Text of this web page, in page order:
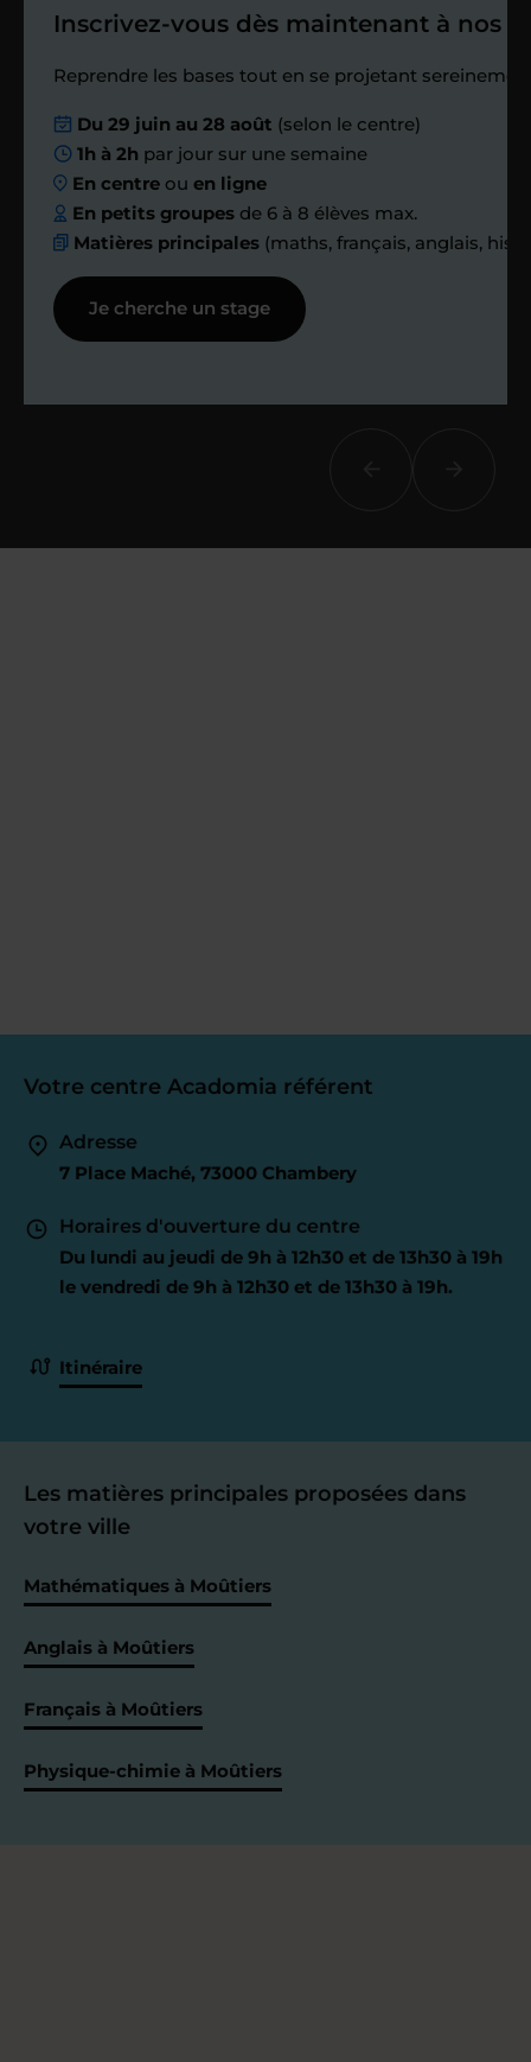
Étape 4
Nous planifions
ensemble des
échanges réguliers
Afin de suivre le travail et les progrès
réalisés, votre enseignant et moi-
même vous proposons des points et
Inscrivez-vous dès maintenant à nos
Reprendre les bases tout en se projetant
Du 29 juin au 28 août (selon le centre)
1h à 2h par jour sur une semaine
En centre ouen ligne
En petits groupes de 6 à 8 élèves max.
Matières principales (maths, français, anglais,
Je cherche un stage
Votre centre Acadomia référent
Adresse
7 Place Maché, 73000 Chambery
Horaires d'ouverture du centre
Du lundi au jeudi de 9h à 12h30 et de 13h30 à 19h
le vendredi de 9h à 12h30 et de 13h30 à 19h.
Itinéraire
Les matières principales proposées dans
votre ville
Mathématiques à Moûtiers
Anglais à Moûtiers
Français à Moûtiers
Physique-chimie à Moûtiers